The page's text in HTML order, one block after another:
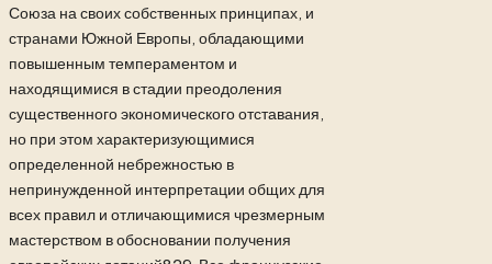
Союза на своих собственных принципах, и
странами Южной Европы, обладающими
повышенным темпераментом и
находящимися в стадии преодоления
существенного экономического отставания,
но при этом характеризующимися
определенной небрежностью в
непринужденной интерпретации общих для
всех правил и отличающимися чрезмерным
мастерством в обосновании получения